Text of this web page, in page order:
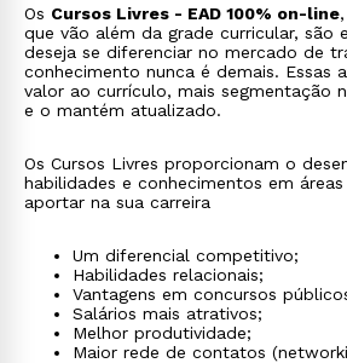
Os Cursos Livres - EAD 100% on-line
que vão além da grade curricular, são
deseja se diferenciar no mercado de
conhecimento nunca é demais. Essas
valor ao currículo, mais segmentação
e o mantém atualizado.
Os Cursos Livres proporcionam o
habilidades e conhecimentos em
aportar na sua carreira
Um diferencial competitivo;
Habilidades relacionais;
Vantagens em concursos
Salários mais atrativos;
Melhor produtividade;
Maior rede de contatos